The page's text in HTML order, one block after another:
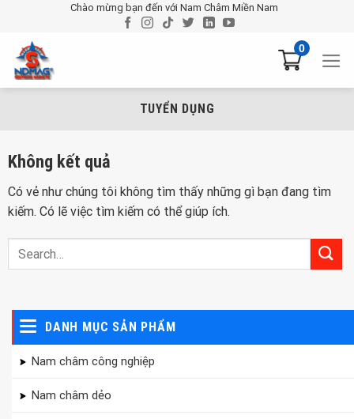
dung
Chào mừng bạn đến với Nam Châm Miền Nam
0
TUYỂN DỤNG
DANH MỤC SẢN PHẨM
Nam châm công nghiệp
Nam châm dẻo
Không kết quả
Có vẻ như chúng tôi không tìm thấy những gì bạn đang tìm
kiếm. Có lẽ việc tìm kiếm có thể giúp ích.